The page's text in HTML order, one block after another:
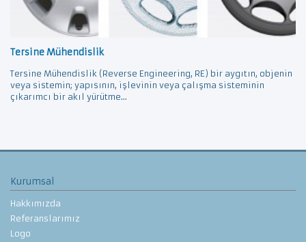
Tersine Mühendislik
Tersine Mühendislik (Reverse Engineering, RE) bir aygıtın, objenin
veya sistemin; yapısının, işlevinin veya çalışma sisteminin
çıkarımcı bir akıl yürütme...
Kurumsal
Hakkımızda
Referanslarımız
Logo